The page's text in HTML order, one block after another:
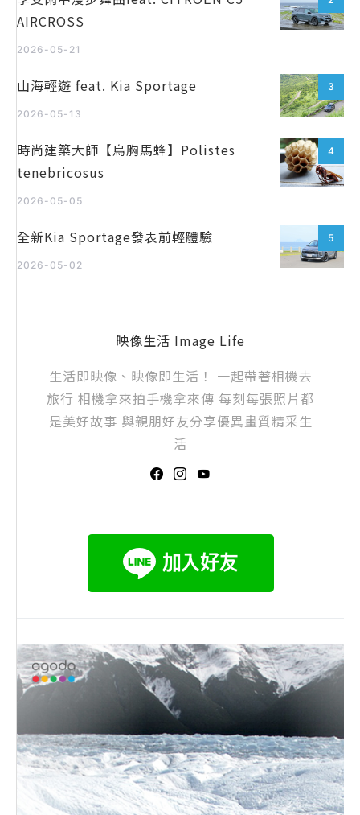
AIRCROSS
2026-05-21
3
山海輕遊 feat. Kia Sportage
2026-05-13
4
時尚建築大師【烏胸馬蜂】Polistes
tenebricosus
2026-05-05
5
全新Kia Sportage發表前輕體驗
2026-05-02
映像生活 Image Life
生活即映像、映像即生活！ 一起帶著相機去
旅行 相機拿來拍手機拿來傳 每刻每張照片都
是美好故事 與親朋好友分享優異畫質精采生
活